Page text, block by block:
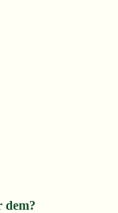
dem?